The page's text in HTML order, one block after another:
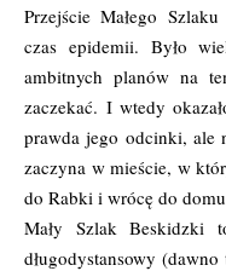
Przejście Małego
czas epidemii. Było
ambitnych planów na
zaczekać. I wtedy
prawda jego odcinki, ale
zaczyna w mieście, w
do Rabki i wrócę do
Mały Szlak Beskidzki
długodystansowy